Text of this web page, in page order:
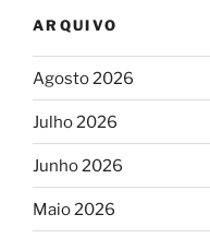
ARQUIVO
Agosto 2026
Julho 2026
Junho 2026
Maio 2026